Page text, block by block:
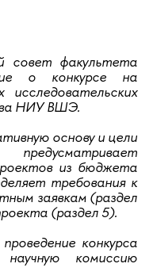
совет факультета
о конкурсе на
исследовательских
НИУ ВШЭ.
основу и цели
из бюджета
требования к
заявкам (раздел
(раздел 5).
конкурса
комиссию